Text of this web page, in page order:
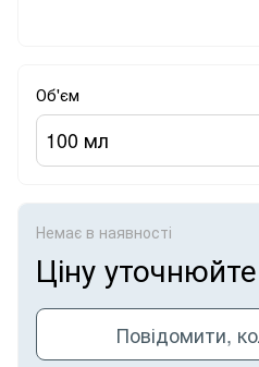
Об'єм
100 мл
Немає в наявності
Ціну уточнюйте
Повідомити,